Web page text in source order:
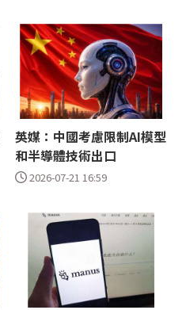
英媒：中國考慮限制AI模型
和半導體技術出口
2026-07-21 16:59